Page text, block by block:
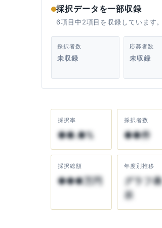
採択データを一部収録
6項目中2項目を収録しています。
採択者数
未収録
応募者数
未収録
採択率
●●.●%
採択者数
●●件
採択総額
●●●万円
年度別推移
グラフ表
示